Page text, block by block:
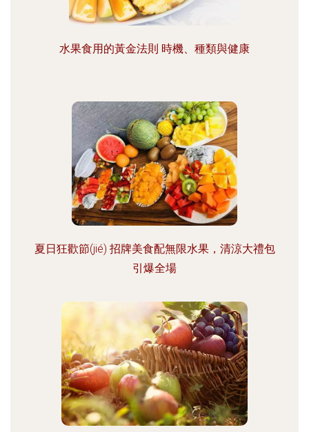
水果食用的黃金法則 時機、種類與健康
夏日狂歡節(jié) 招牌美食配無限水果，清涼大禮包
引爆全場